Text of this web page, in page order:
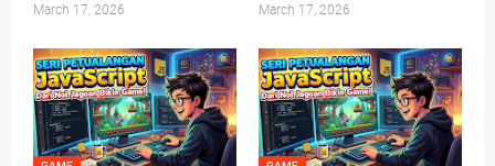
March 17, 2026 March 17, 2026